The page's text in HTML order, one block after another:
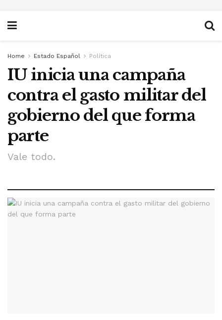
Home Estado Español Política
IU inicia una campaña
contra el gasto militar del
gobierno del que forma
parte
Vale todo.